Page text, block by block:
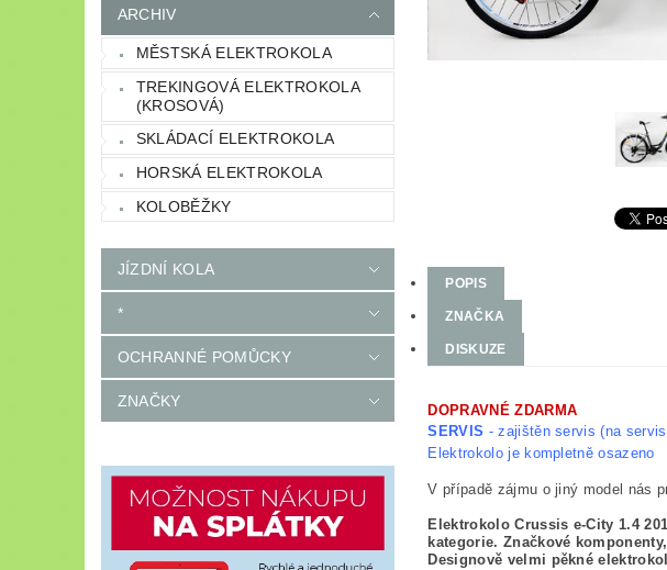
ARCHIV
MĚSTSKÁ ELEKTROKOLA
TREKINGOVÁ ELEKTROKOLA
(KROSOVÁ)
SKLÁDACÍ ELEKTROKOLA
HORSKÁ ELEKTROKOLA
KOLOBĚŽKY
JÍZDNÍ KOLA
*
OCHRANNÉ POMŮCKY
ZNAČKY
POPIS
ZNAČKA
DISKUZE
DOPRAVNÉ ZDARMA
SERVIS - zajištěn servis (na
Elektrokolo je kompletně osazeno
V případě zájmu o jiný model nás
Elektrokolo Crussis e-City 1.4
kategorie. Značkové
Designově velmi pěkné